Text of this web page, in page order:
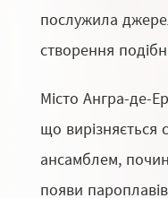
послужила
створення
Місто Ангра-де-
що вирізняється
ансамблем,
появи